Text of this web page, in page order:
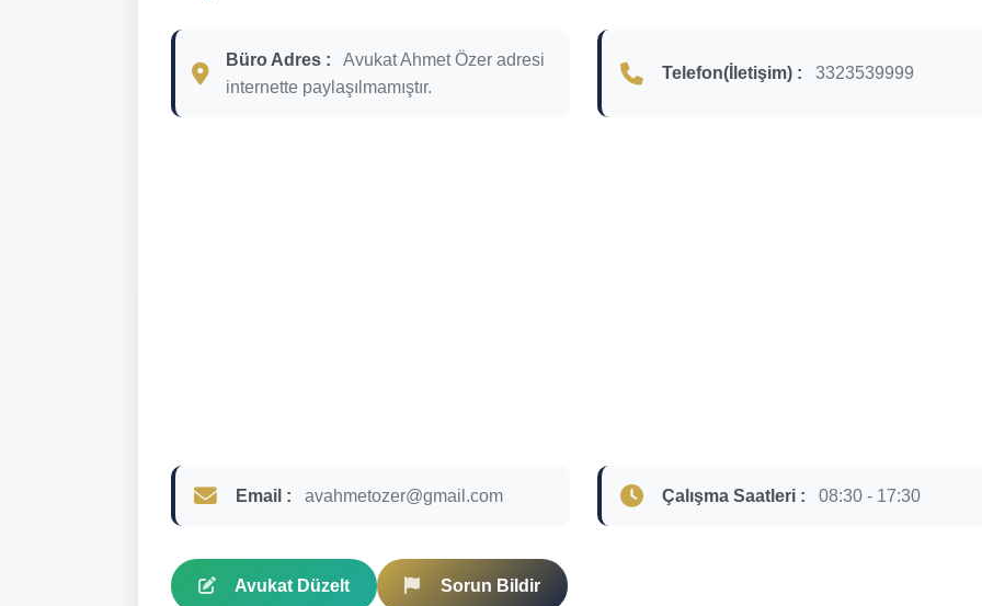
Büro Adres :
Avukat Ahmet Özer adresi
internette paylaşılmamıştır.
Telefon(İletişim) : 3323539999
Email : avahmetozer@gmail.com Çalışma Saatleri : 08:30 - 17:30
Avukat Düzelt Sorun Bildir